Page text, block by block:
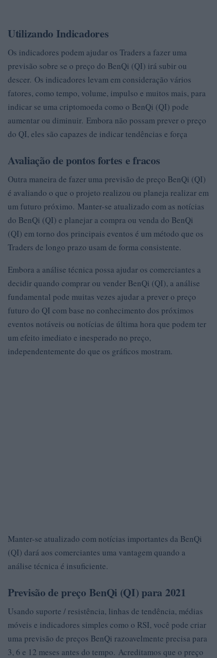
Utilizando Indicadores
Os indicadores podem ajudar os Traders a fazer uma
previsão sobre se o preço do BenQi (QI) irá subir ou
descer. Os indicadores levam em consideração vários
fatores, como tempo, volume, impulso e muitos mais, para
indicar se uma criptomoeda como o BenQi (QI) pode
aumentar ou diminuir. Embora não possam prever o preço
do QI, eles são capazes de indicar tendências e força
Avaliação de pontos fortes e fracos
Outra maneira de fazer uma previsão de preço BenQi (QI)
é avaliando o que o projeto realizou ou planeja realizar em
um futuro próximo. Manter-se atualizado com as notícias
do BenQi (QI) e planejar a compra ou venda do BenQi
(QI) em torno dos principais eventos é um método que os
Traders de longo prazo usam de forma consistente.
Embora a análise técnica possa ajudar os comerciantes a
decidir quando comprar ou vender BenQi (QI), a análise
fundamental pode muitas vezes ajudar a prever o preço
futuro do QI com base no conhecimento dos próximos
eventos notáveis ​​ou notícias de última hora que podem ter
um efeito imediato e inesperado no preço,
independentemente do que os gráficos mostram.
Manter-se atualizado com notícias importantes da BenQi
(QI) dará aos comerciantes uma vantagem quando a
análise técnica é insuficiente.
Previsão de preço BenQi (QI) para 2021
Usando suporte / resistência, linhas de tendência, médias
móveis e indicadores simples como o RSI, você pode criar
uma previsão de preços BenQi razoavelmente precisa para
3, 6 e 12 meses antes do tempo. Acreditamos que o preço